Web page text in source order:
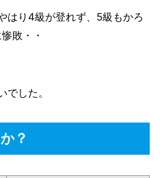
はり4級が登れず、5級もかろ
敗・・
した。
？